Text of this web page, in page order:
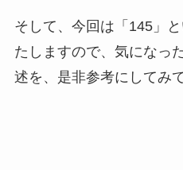
そして、今回は「145」
たしますので、気になっ
述を、是非参考にしてみ